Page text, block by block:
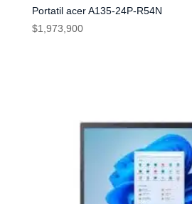
Portatil acer A135-24P-R54N
$1,973,900